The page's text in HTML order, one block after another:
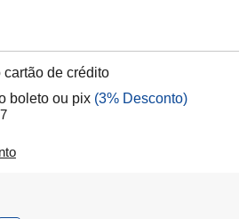
cartão de crédito
boleto ou pix (3% Desconto)